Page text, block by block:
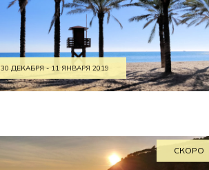
30 ДЕКАБРЯ - 11 ЯНВАРЯ 2019
СКОРО